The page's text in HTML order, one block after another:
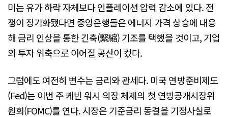
미는 유가 하락 자체보다 인플레이션 압력 감소에 있다. 전
쟁이 장기화됐다면 중앙은행들은 에너지 가격 상승에 대응
해 금리 인상을 통한 긴축(緊縮) 기조를 택했을 것이고, 기업
의 투자 위축으로 이어질 공산이 컸다.
그럼에도 여전히 변수는 금리와 관세다. 미국 연방준비제도
(Fed)는 이번 주 케빈 워시 의장 체제의 첫 연방공개시장위
원회(FOMC)를 연다. 시장은 기준금리 동결을 기정사실로